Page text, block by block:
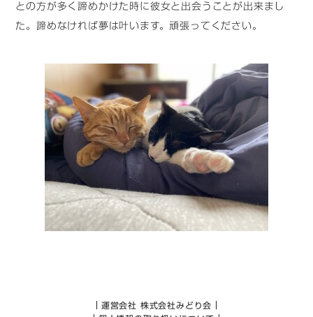
との方が多く諦めかけた時に彼女と出会うことが出来まし
た。諦めなければ夢は叶います。頑張ってください。
運営会社 株式会社みどり会